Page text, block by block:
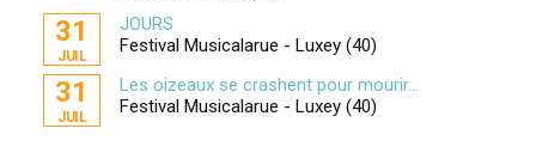
31
JUIL
JOURS
Festival Musicalarue - Luxey (40)
31
JUIL
Les oizeaux se crashent pour mourir...
Festival Musicalarue - Luxey (40)